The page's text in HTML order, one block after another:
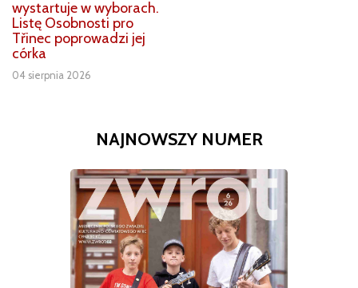
wystartuje w wyborach.
Listę Osobnosti pro
Třinec poprowadzi jej
córka
04 sierpnia 2026
NAJNOWSZY NUMER